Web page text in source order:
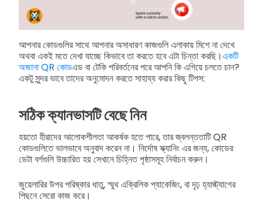
আপনার কোডগুলির সাথে আপনার অসাধারণ কাজগুলি এলাকায় মিশে না দেখে
অথবা একই মতে দেখা যাচ্ছে কিভাবে তা করতে হবে এটা চিন্তা করছি।একটি
অজানা QR কোডএড বা টেকি পরিবর্তনের পরে আপনি কি এগিয়ে চলতে চান?
একটু সুন্দর ভাবে তাদের অনুমোদন করতে সাহায্য করার কিছু টিপস:
সঠিক ক্যানভাসটি বেছে নিন
হয়তো হীরাদের আলোকশীলতা আকর্ষক হতে পারে, তার জ্বলন্ততাটি QR
কোডগুলিতে ভালভাবে অনুবাদ করেন না। নির্দোষ স্ক্যানিং এর জন্য, কোডের
ডেটা বর্গগুলি উচ্চারিত হয় সেখানে চিহ্নিত পৃষ্ঠাসমূহ নির্বাচন করুন।
জুয়েলারির উপর পরিষ্কার ধাতু, স্মুথ এক্রিলিক প্যাকেজিং, বা দৃঢ় হ্যাঙ্ট্যাগের
পিছনে সেরো কাজ করে।